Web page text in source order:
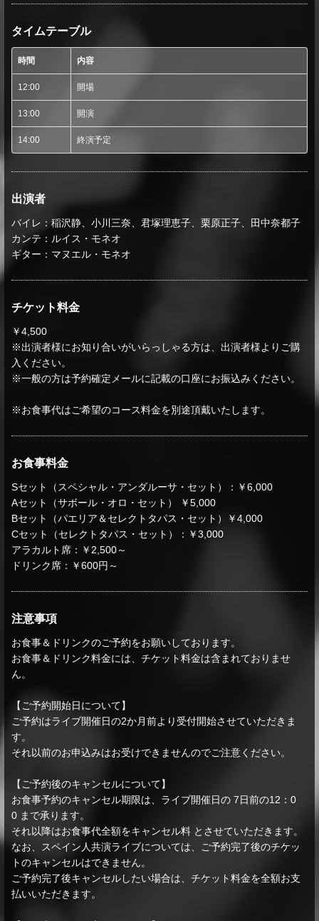
タイムテーブル
時間 内容
12:00 開場
13:00 開演
14:00 終演予定
出演者
バイレ：稲沢静、小川三奈、君塚理恵子、栗原正子、田中奈都子
カンテ：ルイス・モネオ
ギター：マヌエル・モネオ
チケット料金
￥4,500
※出演者様にお知り合いがいらっしゃる方は、出演者様よりご購
入ください。
※一般の方は予約確定メールに記載の口座にお振込みください。
※お食事代はご希望のコース料金を別途頂戴いたします。
お食事料金
Sセット（スペシャル・アンダルーサ・セット）：￥6,000
Aセット（サボール・オロ・セット） ￥5,000
Bセット（パエリア＆セレクトタパス・セット）￥4,000
Cセット（セレクトタパス・セット）：￥3,000
アラカルト席：￥2,500～
ドリンク席：￥600円～
注意事項
お食事＆ドリンクのご予約をお願いしております。
お食事＆ドリンク料金には、チケット料金は含まれておりませ
ん。
【ご予約開始日について】
ご予約はライブ開催日の2か月前より受付開始させていただきま
す。
それ以前のお申込みはお受けできませんのでご注意ください。
【ご予約後のキャンセルについて】
お食事予約のキャンセル期限は、ライブ開催日の 7日前の12：0
0 まで承ります。
それ以降はお食事代全額をキャンセル料 とさせていただきます。
なお、スペイン人共演ライブについては、ご予約完了後のチケッ
トのキャンセルはできません。
ご予約完了後キャンセルしたい場合は、チケット料金を全額お支
払いいただきます。